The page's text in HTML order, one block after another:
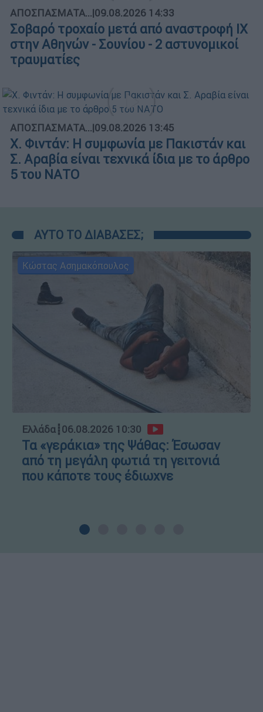
ΑΠΟΣΠΑΣΜΑΤΑ...|09.08.2026 14:33
Σοβαρό τροχαίο μετά από αναστροφή ΙΧ
στην Αθηνών - Σουνίου - 2 αστυνομικοί
τραυματίες
ΑΠΟΣΠΑΣΜΑΤΑ...|09.08.2026 13:45
X. Φιντάν: Η συμφωνία με Πακιστάν και
Σ. Αραβία είναι τεχνικά ίδια με το άρθρο
5 του ΝΑΤΟ
ΑΥΤΟ ΤΟ ΔΙΑΒΑΣΕΣ;
Κώστας Ασημακόπουλος
Ελλάδα┋06.08.2026 10:30
Τα «γεράκια» της Ψάθας: Έσωσαν
από τη μεγάλη φωτιά τη γειτονιά
που κάποτε τους έδιωχνε